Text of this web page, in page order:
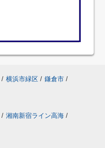
/ 横浜市緑区 / 鎌倉市 /
/ 湘南新宿ライン高海 /